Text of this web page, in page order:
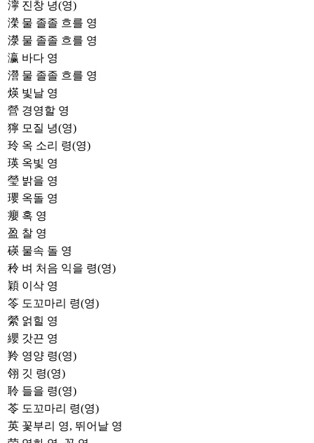
濘 진창 녕(영)
濚 물 졸졸 흐를 영
濴 물 졸졸 흐를 영
瀛 바다 영
瀯 물 졸졸 흐를 영
煐 빛날 영
營 경영할 영
獰 모질 녕(영)
玲 옥 소리 령(영)
瑛 옥빛 영
瑩 밝을 영
瓔 옥돌 영
癭 혹 영
盈 찰 영
碤 물속 돌 영
秢 벼 처음 익을 령(영)
穎 이삭 영
笭 도꼬마리 령(영)
縈 얽힐 영
纓 갓끈 영
羚 영양 령(영)
翎 깃 령(영)
聆 들을 령(영)
苓 도꼬마리 령(영)
英 꽃부리 영, 뛰어날 영